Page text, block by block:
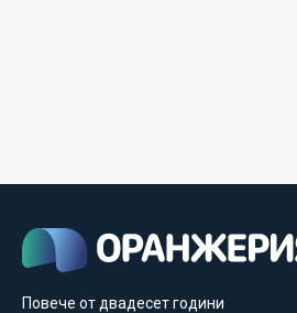
Повече от двадесет години